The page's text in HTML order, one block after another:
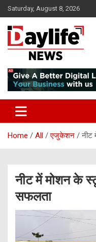
Skip
to
content
Saturday, August 8, 2026
daylifenews
Home All एजुकेशन नीट
नीट में मोशन के
सफलता